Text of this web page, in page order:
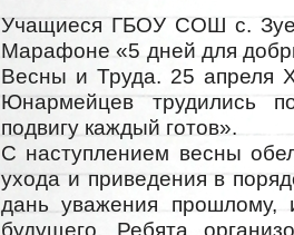
Учащиеся ГБОУ СОШ с.
Марафоне «5 дней для
Весны и Труда. 25 апреля
Юнармейцев трудились
подвигу каждый готов».
С наступлением весны
ухода и приведения в
дань уважения прошлому,
будущего. Ребята